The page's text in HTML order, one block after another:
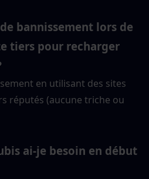
bannissement lors de
tiers pour recharger
en utilisant des sites
réputés (aucune triche ou
ai-je besoin en début